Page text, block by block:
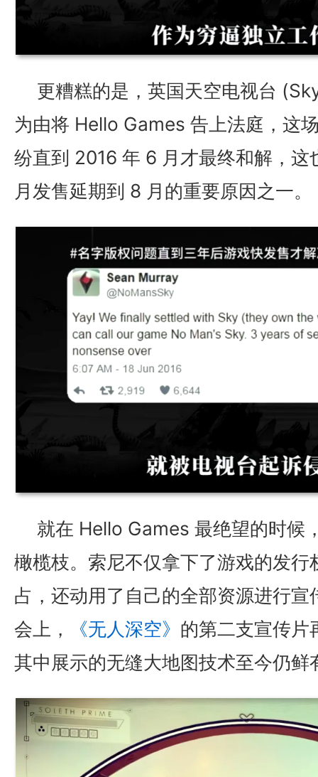
更糟糕的是，英国天空电视台
为由将 Hello Games 告上法庭，这
纷直到 2016 年 6 月才最终和解，这
月发售延期到 8 月的重要原因之一。
就在 Hello Games 最绝望的时候
橄榄枝。索尼不仅拿下了游戏的发行
占，还动用了自己的全部资源进行
会上，
《无人深空》 的第二支宣传片
其中展示的无缝大地图技术至今仍鲜